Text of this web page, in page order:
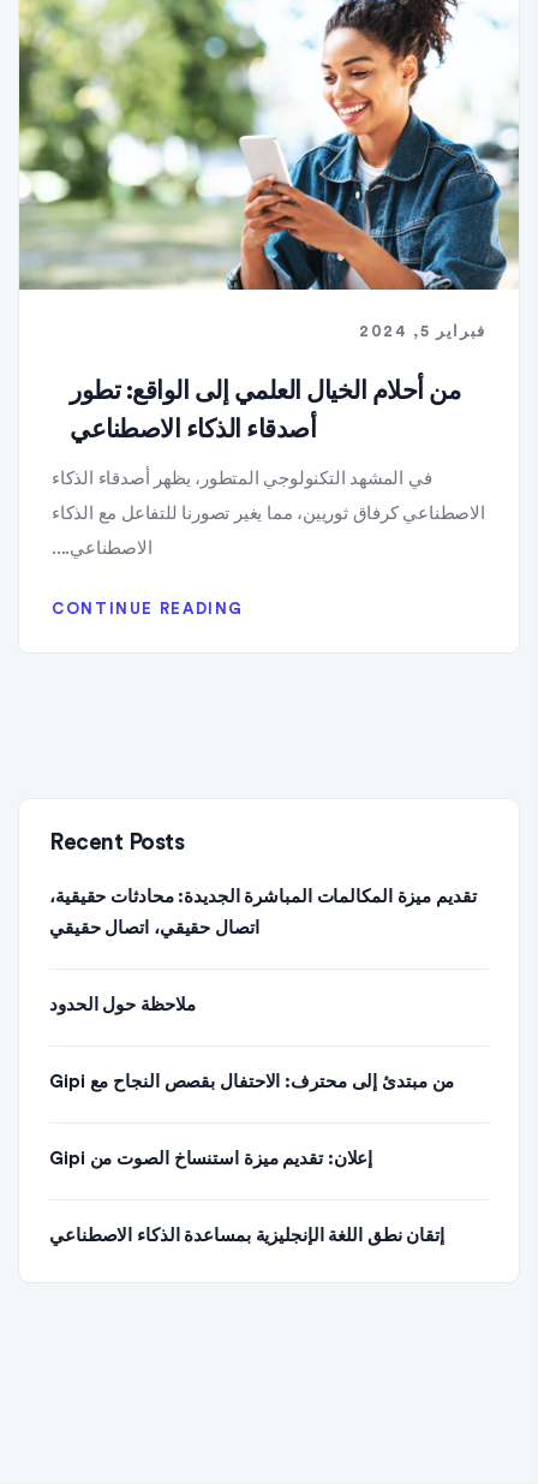
فبراير 5, 2024
من أحلام الخيال العلمي إلى الواقع: تطور
أصدقاء الذكاء الاصطناعي
في المشهد التكنولوجي المتطور، يظهر أصدقاء الذكاء
الاصطناعي كرفاق ثوريين، مما يغير تصورنا للتفاعل مع الذكاء
الاصطناعي....
CONTINUE READING
Recent Posts
تقديم ميزة المكالمات المباشرة الجديدة: محادثات حقيقية،
اتصال حقيقي، اتصال حقيقي
ملاحظة حول الحدود
من مبتدئ إلى محترف: الاحتفال بقصص النجاح مع Gipi
إعلان: تقديم ميزة استنساخ الصوت من Gipi
إتقان نطق اللغة الإنجليزية بمساعدة الذكاء الاصطناعي